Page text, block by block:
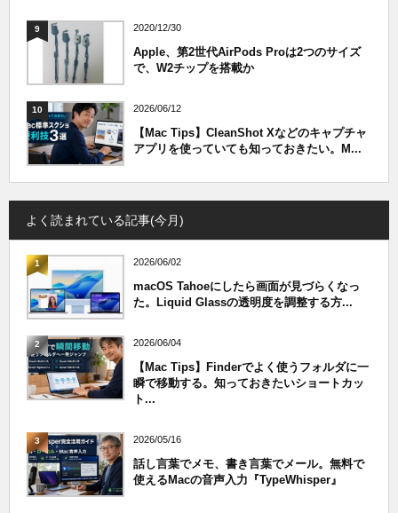
9 2020/12/30
Apple、第2世代AirPods Proは2つのサイズ
で、W2チップを搭載か
10 2026/06/12
【Mac Tips】CleanShot Xなどのキャプチャ
アプリを使っていても知っておきたい。M...
よく読まれている記事(今月)
1 2026/06/02
macOS Tahoeにしたら画面が見づらくなっ
た。Liquid Glassの透明度を調整する方...
2 2026/06/04
【Mac Tips】Finderでよく使うフォルダに一
瞬で移動する。知っておきたいショートカッ
ト...
3 2026/05/16
話し言葉でメモ、書き言葉でメール。無料で
使えるMacの音声入力『TypeWhisper』